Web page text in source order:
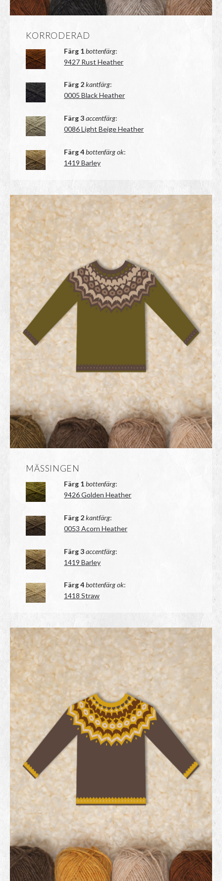
KORRODERAD
Färg 1bottenfärg:
9427 Rust Heather
Färg 2kantfärg:
0005 Black Heather
Färg 3accentfärg:
0086 Light Beige Heather
Färg 4bottenfärg ok:
1419 Barley
MÄSSINGEN
Färg 1bottenfärg:
9426 Golden Heather
Färg 2kantfärg:
0053 Acorn Heather
Färg 3accentfärg:
1419 Barley
Färg 4bottenfärg ok:
1418 Straw